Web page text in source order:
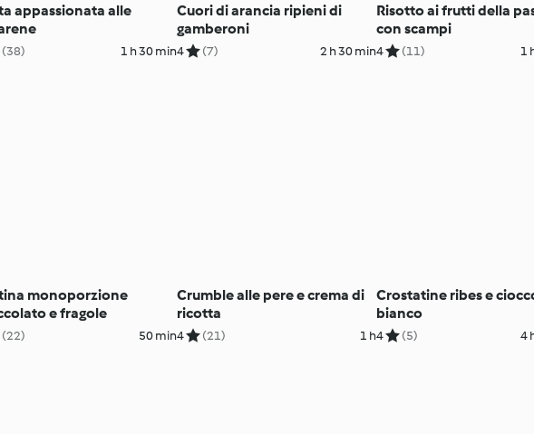
appassionata alle
(38) 1 h 30 min
Cuori di arancia ripieni di
gamberoni
4 (7) 2 h 30 min
Risotto ai frutti della
con scampi
4 (11) 1
monoporzione
e fragole
(22) 50 min
Crumble alle pere e crema di
ricotta
4 (21) 1 h
Crostatine ribes e
bianco
4 (5) 4